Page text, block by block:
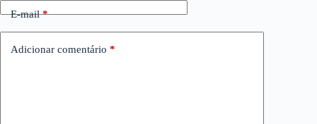
E-mail*
Adicionar comentário *